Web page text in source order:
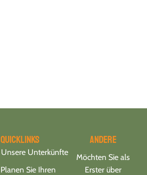
Quicklinks
Unsere Unterkünfte
Planen Sie Ihren
Andere
Möchten Sie als
Erster über